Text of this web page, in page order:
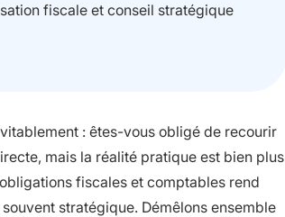
fiscale et conseil stratégique
: êtes-vous obligé de recourir
mais la réalité pratique est bien plus
fiscales et comptables rend
stratégique. Démêlons ensemble